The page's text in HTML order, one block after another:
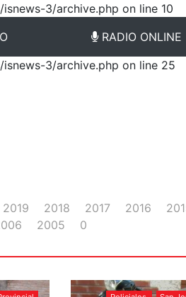
3/archive.php on line 10
RADIO ONLINE
3/archive.php on line 25
2019 2018 2017 2016
2005 0